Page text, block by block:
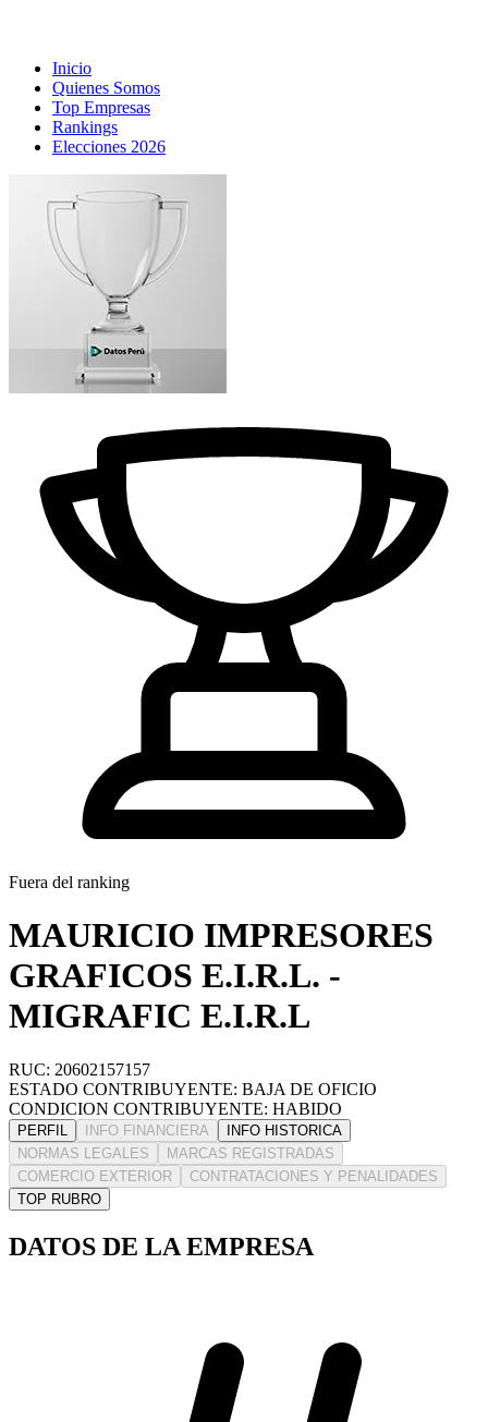
Inicio
Quienes Somos
Top Empresas
Rankings
Elecciones 2026
Fuera del ranking
MAURICIO IMPRESORES
GRAFICOS E.I.R.L. -
MIGRAFIC E.I.R.L
RUC: 20602157157
ESTADO CONTRIBUYENTE: BAJA DE OFICIO
CONDICION CONTRIBUYENTE: HABIDO
PERFIL INFO FINANCIERA
INFO HISTORICA
NORMAS LEGALES
MARCAS REGISTRADAS
COMERCIO EXTERIOR
CONTRATACIONES Y PENALIDADES
TOP RUBRO
DATOS DE LA EMPRESA